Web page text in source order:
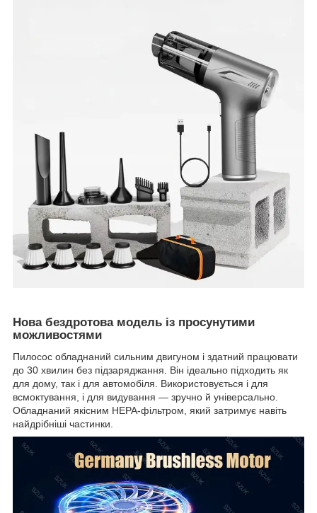
Нова бездротова модель із просунутими
можливостями
Пилосос обладнаний сильним двигуном і здатний працювати
до 30 хвилин без підзаряджання. Він ідеально підходить як
для дому, так і для автомобіля. Використовується і для
всмоктування, і для видування — зручно й універсально.
Обладнаний якісним HEPA-фільтром, який затримує навіть
найдрібніші частинки.